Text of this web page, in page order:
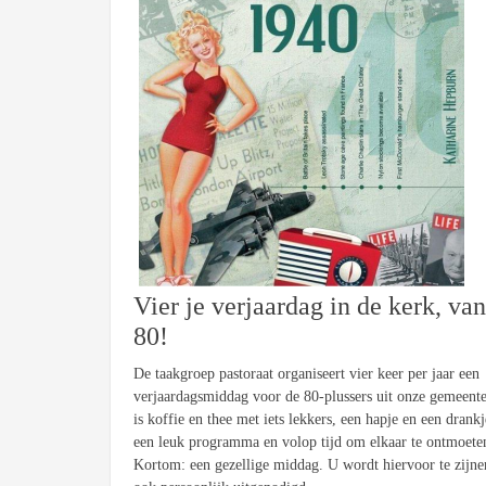
Vier je verjaardag in de kerk,
80!
De taakgroep pastoraat organiseert vier keer per jaar een
verjaardagsmiddag voor de 80-plussers uit onze
is koffie en thee met iets lekkers, een hapje en een
een leuk programma en volop tijd om elkaar te
Kortom: een gezellige middag. U wordt hiervoor te